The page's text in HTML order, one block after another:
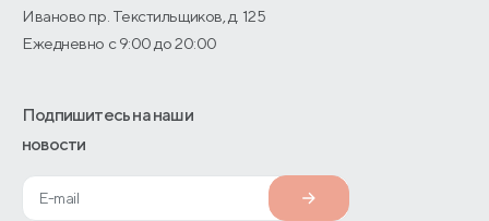
Иваново пр. Текстильщиков, д. 125
Ежедневно с 9:00 до 20:00
Подпишитесь на наши
новости